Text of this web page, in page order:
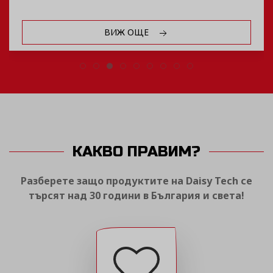
ВИЖ ОЩЕ
КАКВО ПРАВИМ?
Разберете защо продуктите на Daisy Tech се
търсят над 30 години в България и света!